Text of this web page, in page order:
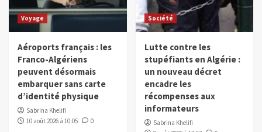
Voyage
Aéroports français : les
Franco-Algériens
peuvent désormais
embarquer sans carte
d’identité physique
Sabrina Khelifi
10 août 2026 à 10:05
0
Société
Lutte contre les
stupéfiants en Algérie :
un nouveau décret
encadre les
récompenses aux
informateurs
Sabrina Khelifi